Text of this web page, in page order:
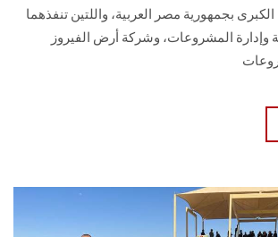
بجمهورية مصر العربية، واللتين تنفذهما
وإدارة المشروعات، وشركة أرض الفيروز